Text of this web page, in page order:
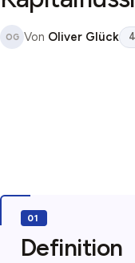
OG Von Oliver Glück
Definition